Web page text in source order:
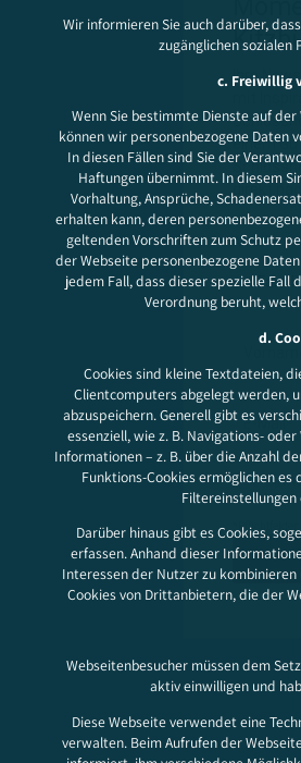
Wir informieren Sie auch darüber,
zugänglichen sozialen
c. Freiwillig
Wenn Sie bestimmte Dienste auf
können wir personenbezogene Daten
In diesen Fällen sind Sie der
Haftungen übernimmt. In diesem
Vorhaltung, Ansprüche,
erhalten kann, deren
geltenden Vorschriften zum Schutz
der Webseite personenbezogene
jedem Fall, dass dieser spezielle Fall
Verordnung beruht,
d.
Cookies sind kleine Textdateien,
Clientcomputers abgelegt werden,
abzuspeichern. Generell gibt es
essenziell, wie z. B. Navigations-
Informationen – z. B. über die Anzahl
Funktions-Cookies ermöglichen
Darüber hinaus gibt es Cookies,
erfassen. Anhand dieser
Interessen der Nutzer zu
Cookies von Drittanbietern, die der
Webseitenbesucher müssen dem
aktiv einwilligen und
Diese Webseite verwendet eine
verwalten. Beim Aufrufen der